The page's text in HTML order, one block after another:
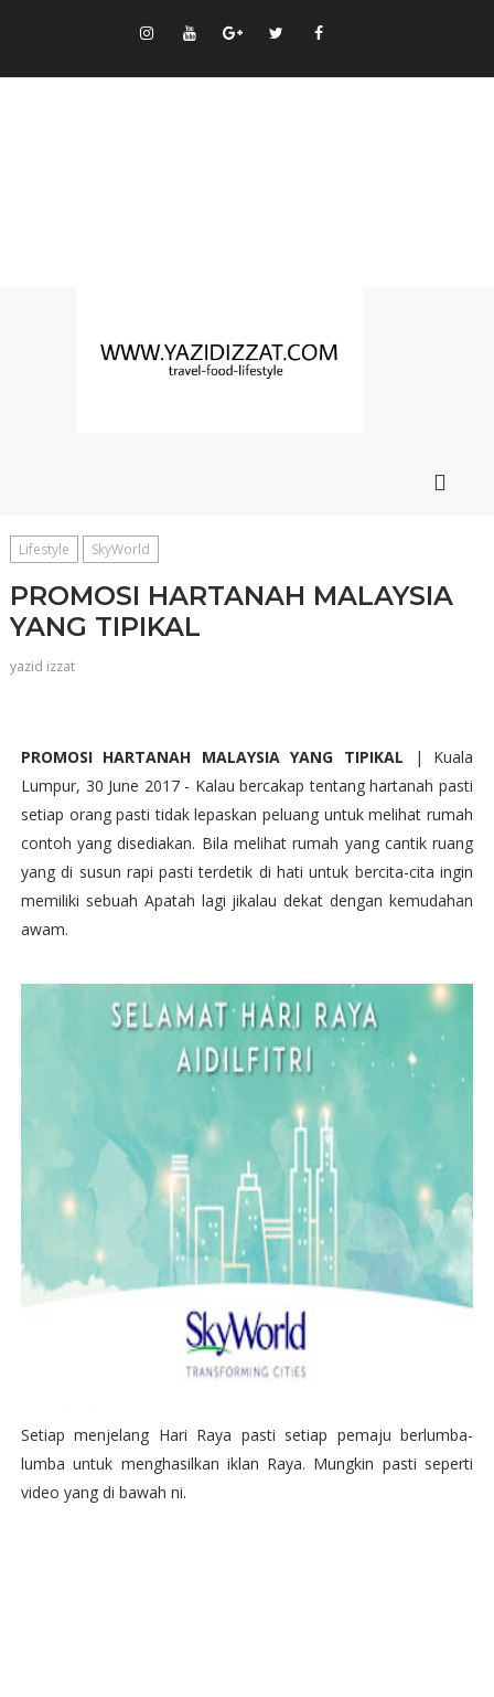
Lifestyle SkyWorld
PROMOSI HARTANAH MALAYSIA
YANG TIPIKAL
yazid izzat
PROMOSI HARTANAH MALAYSIA YANG TIPIKAL | Kuala
Lumpur, 30 June 2017 - Kalau bercakap tentang hartanah pasti
setiap orang pasti tidak lepaskan peluang untuk melihat rumah
contoh yang disediakan. Bila melihat rumah yang cantik ruang
yang di susun rapi pasti terdetik di hati untuk bercita-cita ingin
memiliki sebuah Apatah lagi jikalau dekat dengan kemudahan
awam.
Setiap menjelang Hari Raya pasti setiap pemaju berlumba-
lumba untuk menghasilkan iklan Raya. Mungkin pasti seperti
video yang di bawah ni.